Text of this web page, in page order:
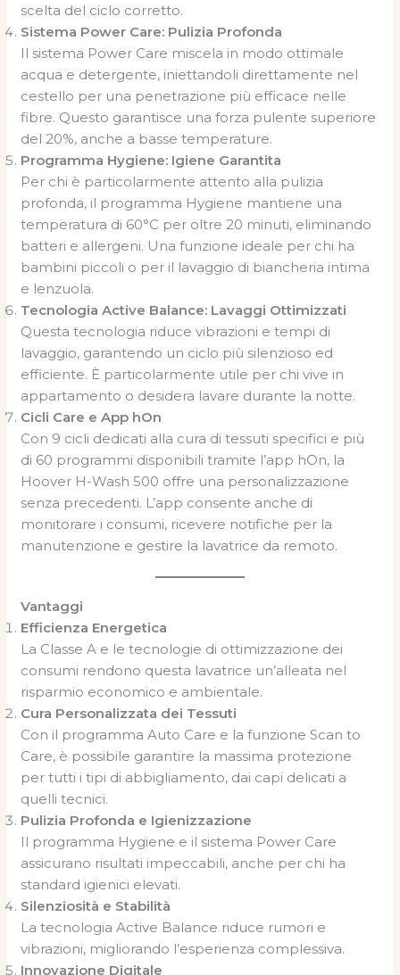
scelta del ciclo corretto.
Sistema Power Care: Pulizia Profonda
Il sistema Power Care miscela in modo ottimale
acqua e detergente, iniettandoli direttamente nel
cestello per una penetrazione più efficace nelle
fibre. Questo garantisce una forza pulente superiore
del 20%, anche a basse temperature.
Programma Hygiene: Igiene Garantita
Per chi è particolarmente attento alla pulizia
profonda, il programma Hygiene mantiene una
temperatura di 60°C per oltre 20 minuti, eliminando
batteri e allergeni. Una funzione ideale per chi ha
bambini piccoli o per il lavaggio di biancheria intima
e lenzuola.
Tecnologia Active Balance: Lavaggi Ottimizzati
Questa tecnologia riduce vibrazioni e tempi di
lavaggio, garantendo un ciclo più silenzioso ed
efficiente. È particolarmente utile per chi vive in
appartamento o desidera lavare durante la notte.
Cicli Care e App hOn
Con 9 cicli dedicati alla cura di tessuti specifici e più
di 60 programmi disponibili tramite l’app hOn, la
Hoover H-Wash 500 offre una personalizzazione
senza precedenti. L’app consente anche di
monitorare i consumi, ricevere notifiche per la
manutenzione e gestire la lavatrice da remoto.
Vantaggi
Efficienza Energetica
La Classe A e le tecnologie di ottimizzazione dei
consumi rendono questa lavatrice un’alleata nel
risparmio economico e ambientale.
Cura Personalizzata dei Tessuti
Con il programma Auto Care e la funzione Scan to
Care, è possibile garantire la massima protezione
per tutti i tipi di abbigliamento, dai capi delicati a
quelli tecnici.
Pulizia Profonda e Igienizzazione
Il programma Hygiene e il sistema Power Care
assicurano risultati impeccabili, anche per chi ha
standard igienici elevati.
Silenziosità e Stabilità
La tecnologia Active Balance riduce rumori e
vibrazioni, migliorando l’esperienza complessiva.
Innovazione Digitale